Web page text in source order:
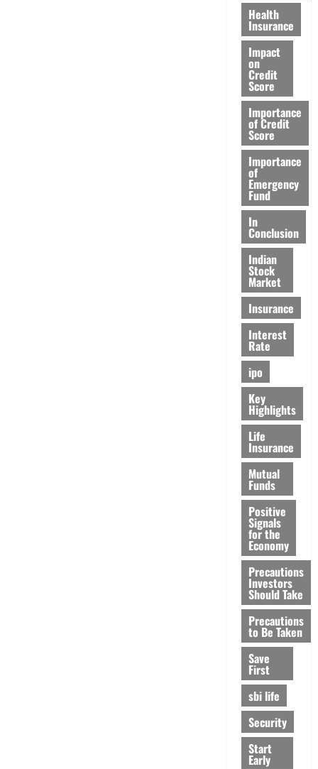
Health
Insurance
Impact
on
Credit
Score
Importance
of Credit
Score
Importance
of
Emergency
Fund
In
Conclusion
Indian
Stock
Market
Insurance
Interest
Rate
ipo
Key
Highlights
Life
Insurance
Mutual
Funds
Positive
Signals
for the
Economy
Precautions
Investors
Should Take
Precautions
to Be Taken
Save
First
sbi life
Security
Start
Early